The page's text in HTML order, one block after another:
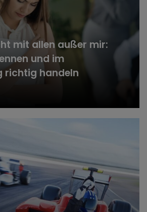
mit allen außer mir:
und im
richtig handeln